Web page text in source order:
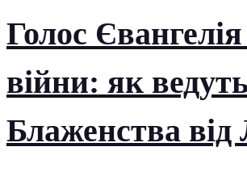
Голос
війни: як
Блаженства від